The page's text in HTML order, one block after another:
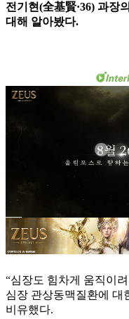
전기현(全基賢·36) 과장
대해 알아봤다.
“심장도 힘차게 움직이
심장 관상동맥질환에 대
비유했다.